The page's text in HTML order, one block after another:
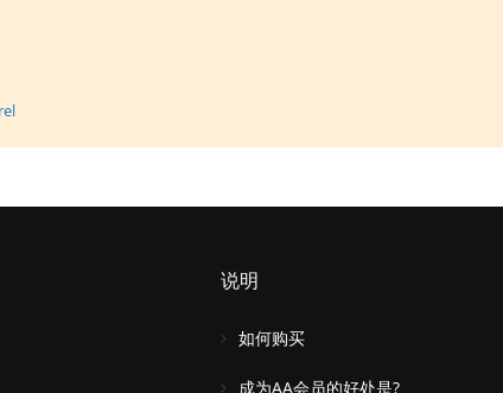
说明
如何购买
成为AA会员的好处是?